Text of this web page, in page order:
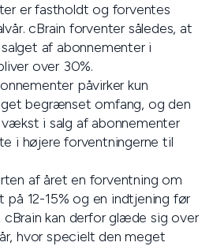
er fastholdt og forventes
cBrain forventer således, at
af abonnementer i
over 30%.
påvirker kun
begrænset omfang, og den
i salg af abonnementer
i højere forventningerne til
af året en forventning om
12-15% og en indtjening før
cBrain kan derfor glæde sig over
hvor specielt den meget